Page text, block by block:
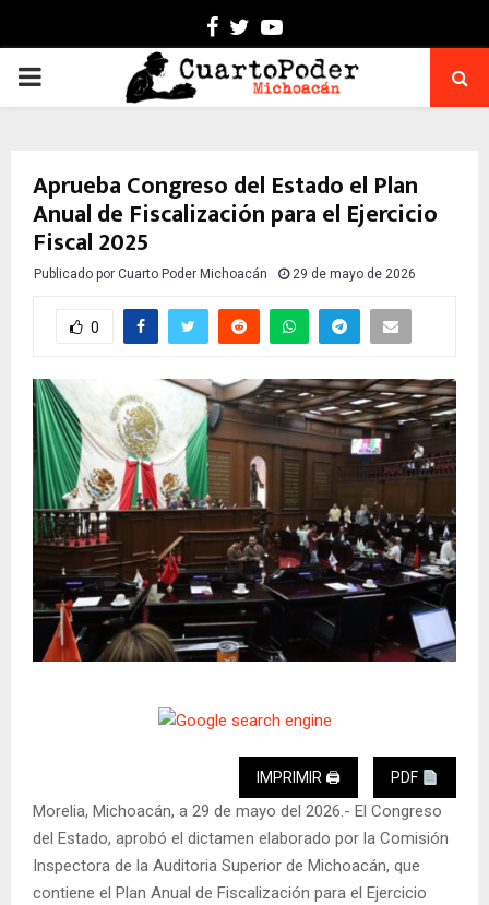
Facebook
TwitterYoutube
PRIMARY
Aprueba Congreso del Estado el Plan
Anual de Fiscalización para el Ejercicio
Fiscal 2025
Publicado por Cuarto Poder Michoacán 29 de mayo de 2026
0
IMPRIMIR 🖨 PDF
Morelia, Michoacán, a 29 de mayo del 2026.- El Congreso
del Estado, aprobó el dictamen elaborado por la Comisión
Inspectora de la Auditoria Superior de Michoacán, que
contiene el Plan Anual de Fiscalización para el Ejercicio